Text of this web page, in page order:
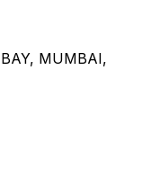
MUMBAI,